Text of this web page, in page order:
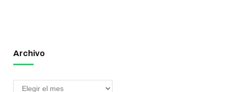
Archivo